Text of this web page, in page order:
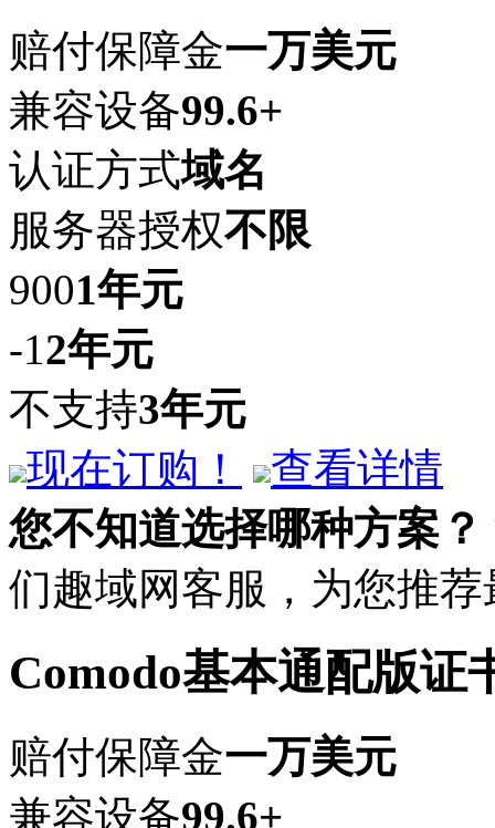
赔付保障金一万美元
兼容设备99.6+
认证方式域名
服务器授权不限
9001年元
-12年元
不支持3年元
现在订购！
查看详情
您不知道选择哪种方案？
们趣域网客服，为您推
Comodo基本通配版证
赔付保障金一万美元
兼容设备99.6+